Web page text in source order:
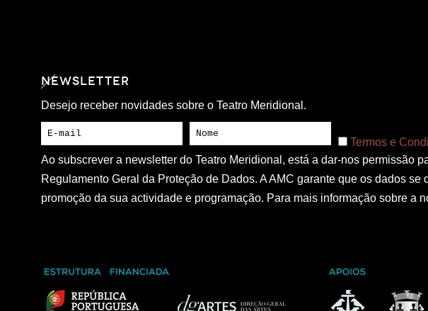
NEWSLETTER
Desejo receber novidades sobre o Teatro Meridional.
Termos e
Ao subscrever a newsletter do Teatro Meridional, está a dar-nos permissão
Regulamento Geral da Proteção de Dados. A AMC garante que os dados
promoção da sua actividade e programação. Para mais informação sobre a